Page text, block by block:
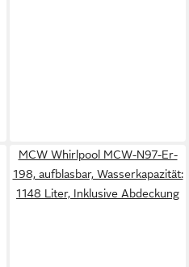
MCW Whirlpool MCW-N97-Er-
198, aufblasbar, Wasserkapazität:
1148 Liter, Inklusive Abdeckung